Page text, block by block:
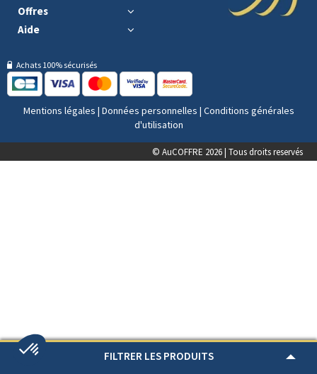
FILTRER LES PRODUITS
Offres
Aide
Achats 100% sécurisés
Mentions légales | Données personnelles | Conditions générales
d'utilisation
© AuCOFFRE 2026 | Tous droits reservés